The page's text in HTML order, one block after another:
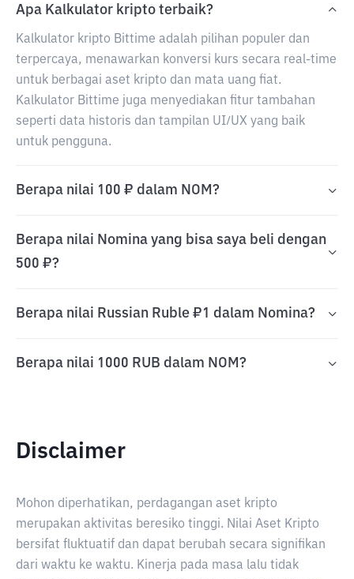
Apa Kalkulator kripto terbaik?
Kalkulator kripto Bittime adalah pilihan populer dan
terpercaya, menawarkan konversi kurs secara real-time
untuk berbagai aset kripto dan mata uang fiat.
Kalkulator Bittime juga menyediakan fitur tambahan
seperti data historis dan tampilan UI/UX yang baik
untuk pengguna.
Berapa nilai 100 ₽ dalam NOM?
Berapa nilai Nomina yang bisa saya beli dengan
500 ₽?
Berapa nilai Russian Ruble ₽1 dalam Nomina?
Berapa nilai 1000 RUB dalam NOM?
Disclaimer
Mohon diperhatikan, perdagangan aset kripto
merupakan aktivitas beresiko tinggi. Nilai Aset Kripto
bersifat fluktuatif dan dapat berubah secara signifikan
dari waktu ke waktu. Kinerja pada masa lalu tidak